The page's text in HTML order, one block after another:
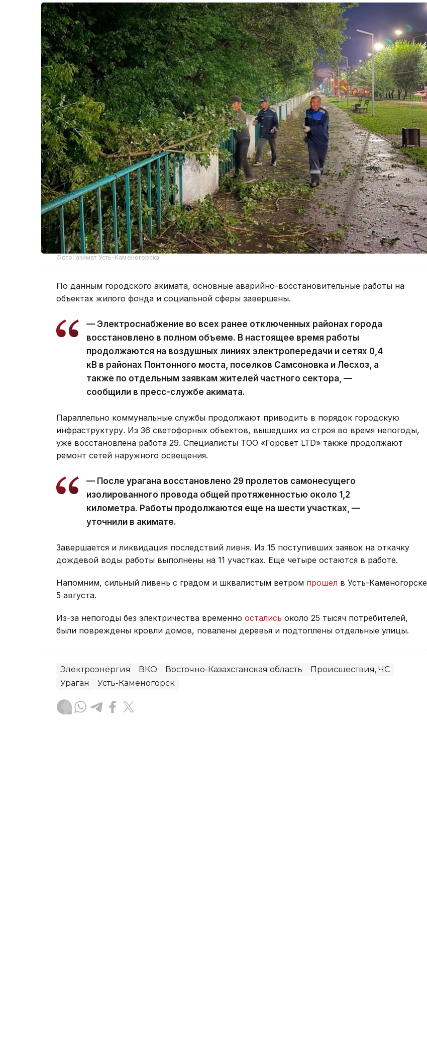
Фото: акимат Усть-Каменогорска
По данным городского акимата, основные аварийно-восстановительные работы на
объектах жилого фонда и социальной сферы завершены.
— Электроснабжение во всех ранее отключенных районах города
восстановлено в полном объеме. В настоящее время работы
продолжаются на воздушных линиях электропередачи и сетях 0,4
кВ в районах Понтонного моста, поселков Самсоновка и Лесхоз, а
также по отдельным заявкам жителей частного сектора, —
сообщили в пресс-службе акимата.
Параллельно коммунальные службы продолжают приводить в порядок городскую
инфраструктуру. Из 36 светофорных объектов, вышедших из строя во время непогоды,
уже восстановлена работа 29. Специалисты ТОО «Горсвет LTD» также продолжают
ремонт сетей наружного освещения.
— После урагана восстановлено 29 пролетов самонесущего
изолированного провода общей протяженностью около 1,2
километра. Работы продолжаются еще на шести участках, —
уточнили в акимате.
Завершается и ликвидация последствий ливня. Из 15 поступивших заявок на откачку
дождевой воды работы выполнены на 11 участках. Еще четыре остаются в работе.
Напомним, сильный ливень с градом и шквалистым ветром прошел в Усть-Каменогорске
5 августа.
Из-за непогоды без электричества временно остались около 25 тысяч потребителей,
были повреждены кровли домов, повалены деревья и подтоплены отдельные улицы.
Электроэнергия ВКО Восточно-Казахстанская область
Происшествия, ЧС
Ураган
Усть-Каменогорск